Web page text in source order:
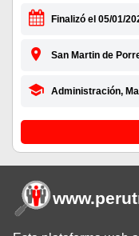
Finalizó el 05/01/
San Martin de
Administración,